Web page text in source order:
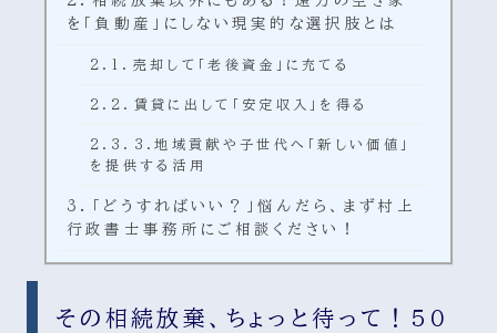
を「負動産」にしない現実的な選択肢とは
売却して「老後資金」に充てる
賃貸に出して「安定収入」を得る
3.地域貢献や子世代へ「新しい価値」
を提供する活用
「どうすればいい？」悩んだら、まず村上
行政書士事務所にご相談ください！
その相続放棄、ちょっと待って！50